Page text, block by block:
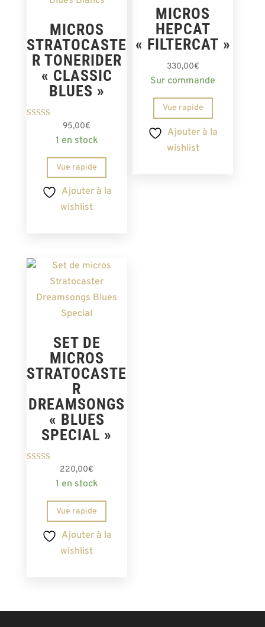
MICROS
STRATOCASTE
R TONERIDER
« CLASSIC
BLUES »
sur 5
95,00€
1 en stock
Vue rapide
Ajouter à la
wishlist
MICROS
HEPCAT
« FILTERCAT »
330,00€
Sur commande
Vue rapide
Ajouter à la
wishlist
SET DE
MICROS
STRATOCASTE
R
DREAMSONGS
« BLUES
SPECIAL »
sur 5
220,00€
1 en stock
Vue rapide
Ajouter à la
wishlist